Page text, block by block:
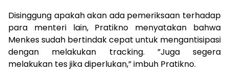
Disinggung apakah akan ada pemeriksaan terhadap
para menteri lain, Pratikno menyatakan bahwa
Menkes sudah bertindak cepat untuk mengantisipasi
dengan melakukan tracking. ”Juga segera
melakukan tes jika diperlukan,” imbuh Pratikno.